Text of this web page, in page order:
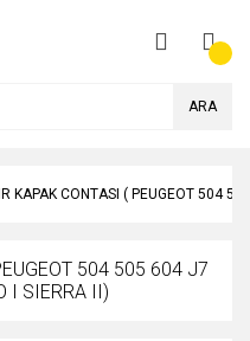
ARA
KAPAK CONTASI ( PEUGEOT 504
504 505 604 J7
I SIERRA II)